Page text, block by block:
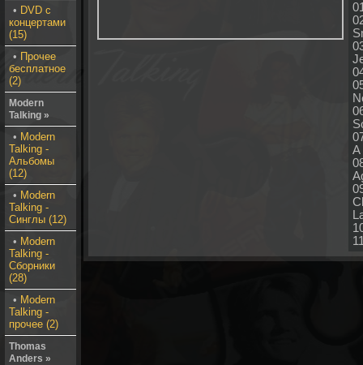
• DVD с
концертами
(15)
• Прочее
бесплатное
(2)
Modern
Talking »
• Modern
Talking -
Альбомы
(12)
• Modern
Talking -
Синглы (12)
• Modern
Talking -
Сборники
(28)
• Modern
Talking -
прочее (2)
Thomas
Anders »
A